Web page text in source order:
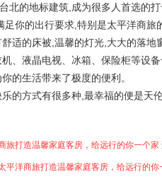
的地标建筑,成为很多人首选的打
足你的出行要求,特别是太平洋商旅
的床被,温馨的灯光,大大的落地
、液晶电视、冰箱、保险柜等设
的生活带来了极度的便利。
方式有很多种,最幸福的便是天伦
旅打造温馨家庭客房，给远行的你一个家
平洋商旅打造温馨家庭客房，给远行的你